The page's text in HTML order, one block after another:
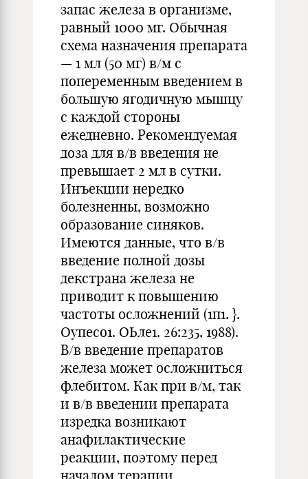
запас железа в организме,
равный 1000 мг. Обычная
схема назначения препарата
— 1 мл (50 мг) в/м с
попеременным введением в
большую ягодичную мышцу
с каждой стороны
ежедневно. Рекомендуемая
доза для в/в введения не
превышает 2 мл в сутки.
Инъекции нередко
болезненны, возможно
образование синяков.
Имеются данные, что в/в
введение полной дозы
декстрана железа не
приводит к повышению
частоты осложнений (1п1. }.
Оупесо1. ОЬле1. 26:235, 1988).
В/в введение препаратов
железа может осложниться
флебитом. Как при в/м, так
и в/в введении препарата
изредка возникают
анафилактические
реакции, поэтому перед
началом терапии